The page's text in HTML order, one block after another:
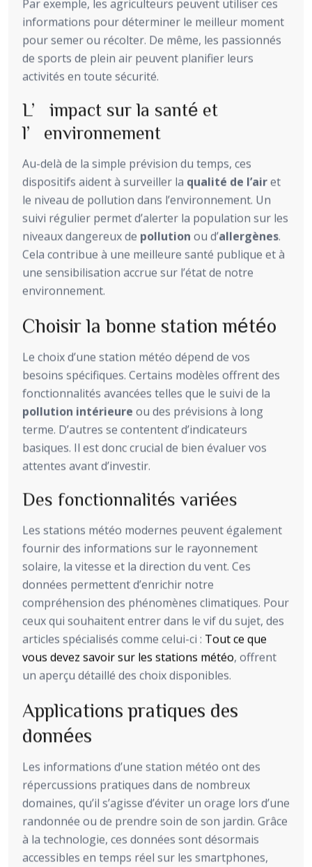
Par exemple, les agriculteurs peuvent utiliser ces
informations pour déterminer le meilleur moment
pour semer ou récolter. De même, les passionnés
de sports de plein air peuvent planifier leurs
activités en toute sécurité.
L’impact sur la santé et
l’environnement
Au-delà de la simple prévision du temps, ces
dispositifs aident à surveiller la qualité de l’airet
le niveau de pollution dans l’environnement. Un
suivi régulier permet d’alerter la population sur les
niveaux dangereux de pollution ou d’allergènes.
Cela contribue à une meilleure santé publique et à
une sensibilisation accrue sur l’état de notre
environnement.
Choisir la bonne station météo
Le choix d’une station météo dépend de vos
besoins spécifiques. Certains modèles offrent des
fonctionnalités avancées telles que le suivi de la
pollution intérieure ou des prévisions à long
terme. D’autres se contentent d’indicateurs
basiques. Il est donc crucial de bien évaluer vos
attentes avant d’investir.
Des fonctionnalités variées
Les stations météo modernes peuvent également
fournir des informations sur le rayonnement
solaire, la vitesse et la direction du vent. Ces
données permettent d’enrichir notre
compréhension des phénomènes climatiques. Pour
ceux qui souhaitent entrer dans le vif du sujet, des
articles spécialisés comme celui-ci : Tout ce que
vous devez savoir sur les stations météo, offrent
un aperçu détaillé des choix disponibles.
Applications pratiques des
données
Les informations d’une station météo ont des
répercussions pratiques dans de nombreux
domaines, qu’il s’agisse d’éviter un orage lors d’une
randonnée ou de prendre soin de son jardin. Grâce
à la technologie, ces données sont désormais
accessibles en temps réel sur les smartphones,